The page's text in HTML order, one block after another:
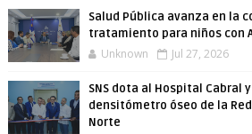
Salud Pública avanza en la
tratamiento para niños con
Unknown Jul 27, 2026
SNS dota al Hospital Cabral
densitómetro óseo de la
Norte